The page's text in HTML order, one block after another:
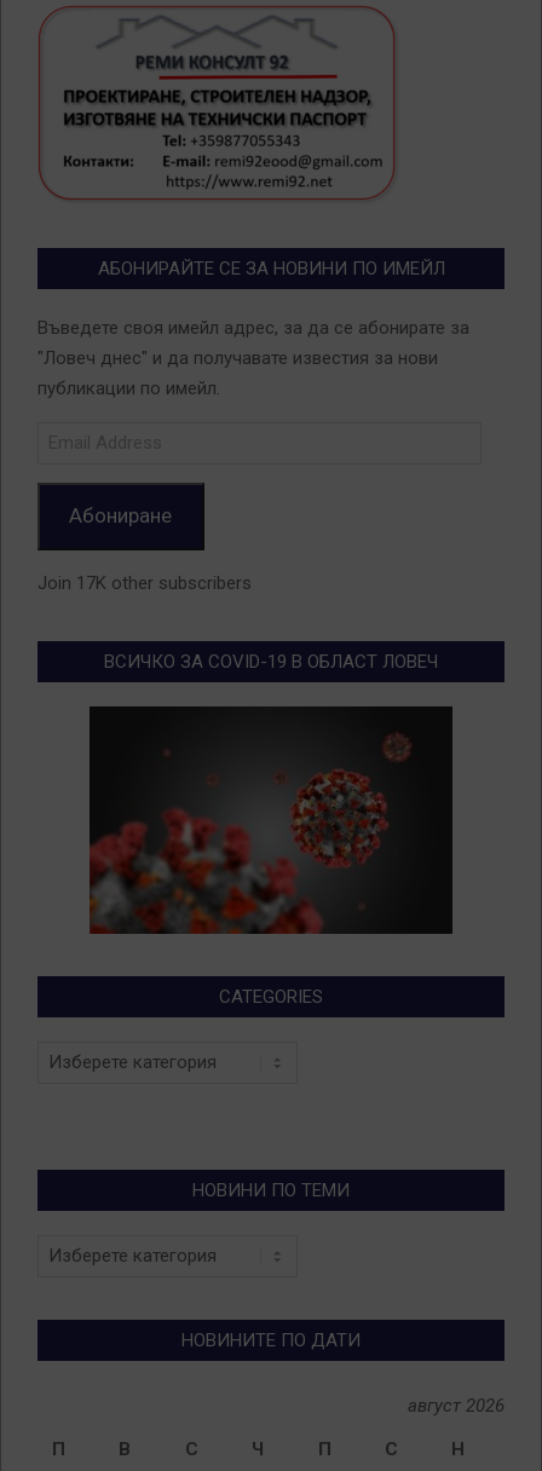
АБОНИРАЙТЕ СЕ ЗА НОВИНИ ПО ИМЕЙЛ
Въведете своя имейл адрес, за да се абонирате за
"Ловеч днес" и да получавате известия за нови
публикации по имейл.
Абониране
Join 17K other subscribers
ВСИЧКО ЗА COVID-19 В ОБЛАСТ ЛОВЕЧ
CATEGORIES
Categories
НОВИНИ ПО ТЕМИ
Новини
НОВИНИТЕ ПО ДАТИ
август 2026
П
В С Ч П С Н